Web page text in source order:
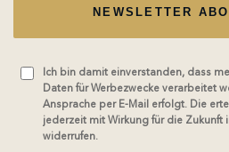
NEWSLETTER
Ich bin damit einverstanden, dass
Daten für Werbezwecke verarbeitet
Ansprache per E-Mail erfolgt. Die
jederzeit mit Wirkung für die Zukunft
widerrufen.